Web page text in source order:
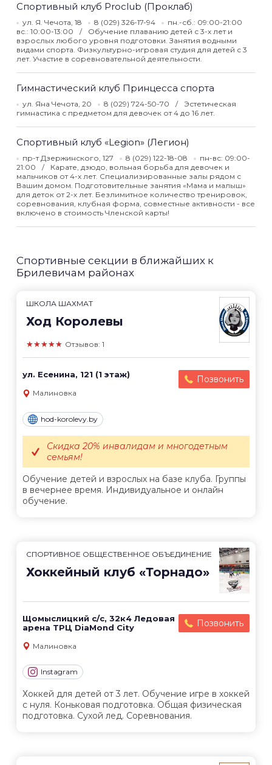
Спортивный клуб Proclub (Проклаб)
ул. Я. Чечота, 18 8 (029) 326-17-94
пн.-сб.: 09:00-21:00
вс.: 10:00-13:00
Обучение плаванию детей с 3-х лет и
взрослых любого уровня подготовки. Занятия водными
видами спорта. Физкультурно-игровая студия для детей с 3
лет. Участие в соревновательной деятельности.
Гимнастический клуб Принцесса спорта
ул. Яна Чечота, 20 8 (029) 724-50-70
Эстетическая
гимнастика с предметом для девочек от 4 до 16 лет.
Спортивный клуб «Legion» (Легион)
пр-т Дзержинского, 127 8 (029) 122-18-08
пн-вс: 09:00-
21:00
Карате, дзюдо, вольная борьба для девочек и
мальчиков от 4-х лет. Специализированные залы рядом с
Вашим домом. Подготовительные занятия «Мама и малыш»
для деток от 2-х лет. Безлимитное количество тренировок,
соревнования, клубная форма, совместные активности - все
включено в стоимость Членской карты!
Спортивные секции в ближайших к
Брилевичам районах
ШКОЛА ШАХМАТ
Ход Королевы
★★★★★ Отзывов: 1
ул. Есенина, 121 (1 этаж) Позвонить
Малиновка
hod-korolevy.by
Обучение детей и взрослых на базе клуба. Группы
в вечернее время. Индивидуальное и онлайн
обучение.
Скидка 20% инвалидам и многодетным
семьям!
СПОРТИВНОЕ ОБЩЕСТВЕННОЕ ОБЪЕДИНЕНИЕ
Хоккейный клуб «Торнадо»
Щомыслицкий с/с, 32к4 Ледовая
арена ТРЦ DiaMond City
Позвонить
Малиновка
Instagram
Хоккей для детей от 3 лет. Обучение игре в хоккей
с нуля. Коньковая подготовка. Общая физическая
подготовка. Сухой лед. Соревнования.